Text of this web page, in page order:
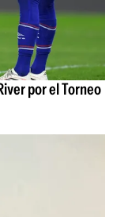
por el Torneo